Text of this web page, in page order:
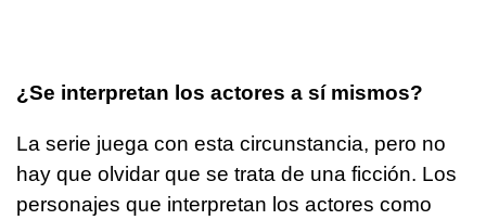
¿Se interpretan los actores a sí mismos?
La serie juega con esta circunstancia, pero no
hay que olvidar que se trata de una ficción. Los
personajes que interpretan los actores como